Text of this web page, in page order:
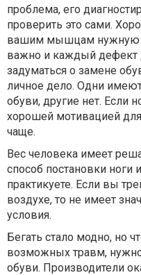
проблема, его
проверить это сами.
вашим мышцам нужную
важно и каждый дефект
задуматься о замене
личное дело. Одни
обуви, другие нет. Если
хорошей мотивацией
чаще.
Вес человека имеет
способ постановки ноги
практикуете. Если вы
воздухе, то не имеет
условия.
Бегать стало модно, но
возможных травм,
обуви. Производители